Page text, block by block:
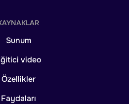
Sunum
video
Özellikler
Faydaları